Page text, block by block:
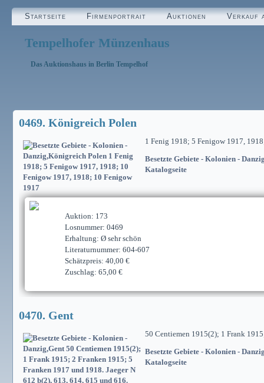
Startseite Firmenportrait Auktionen Verkauf
Tempelhofer Münzenhaus
Das Auktionshaus in Berlin Tempelhof
0469. Königreich Polen
1 Fenig 1918; 5 Fenigow 1917,
Besetzte Gebiete - Kolonien -
Katalogseite
Auktion: 173
Losnummer: 0469
Erhaltung: Ø sehr schön
Literaturnummer: 604-607
Schätzpreis: 40,00 €
Zuschlag: 65,00 €
0470. Gent
50 Centiemen 1915(2); 1 Frank
Besetzte Gebiete - Kolonien -
Katalogseite